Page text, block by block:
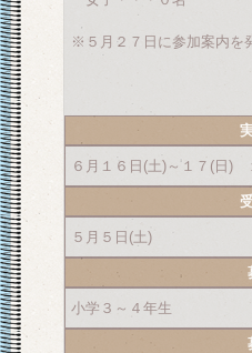
※５月２７日に参加案内を
６月１６日(土)～１７(日)
５月５日(土)
小学３～４年生